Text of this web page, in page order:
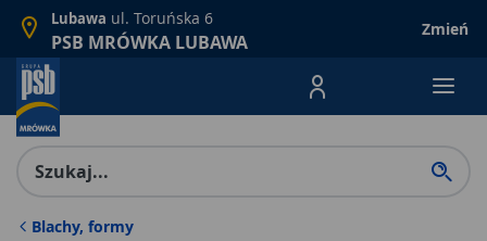
Lubawa ul. Toruńska 6
PSB MRÓWKA LUBAWA
Zmień
Menu Produktów,
Blachy, formy